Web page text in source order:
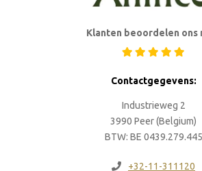
Klanten beoordelen ons
Contactgegevens:
Industrieweg 2
3990 Peer (Belgium)
BTW: BE 0439.279.445
+32-11-311120